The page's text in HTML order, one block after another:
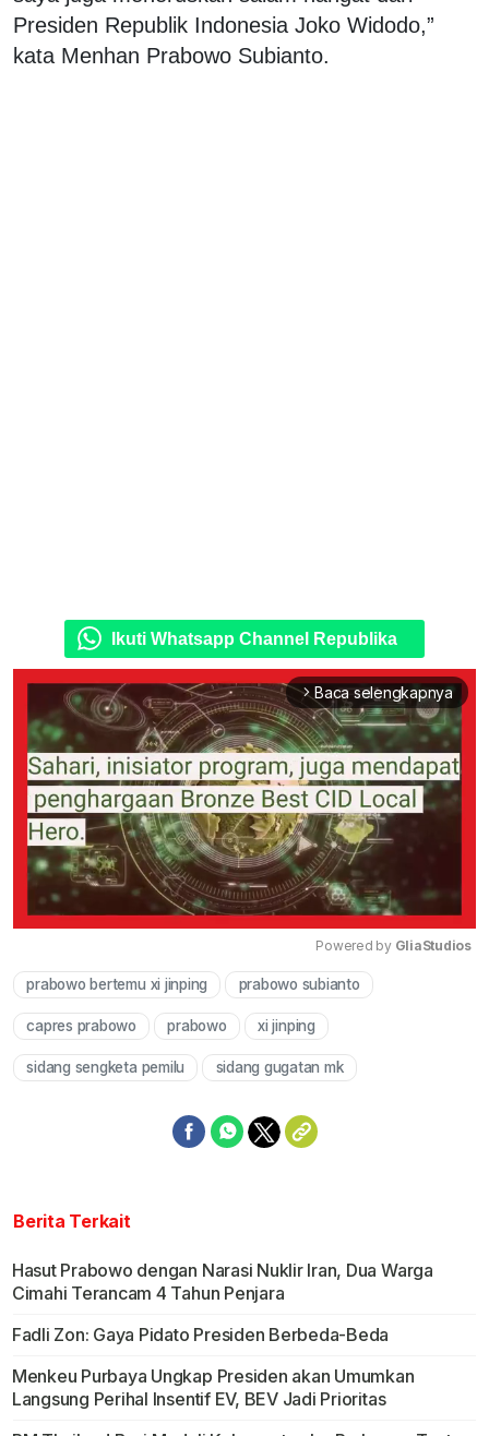
Presiden Republik Indonesia Joko Widodo,”
kata Menhan Prabowo Subianto.
Ikuti Whatsapp Channel Republika
arrow_forward_ios Baca selengkapnya
Powered by GliaStudios
prabowo bertemu xi jinping prabowo subianto
capres prabowo prabowo xi jinping
sidang sengketa pemilu sidang gugatan mk
Berita Terkait
Hasut Prabowo dengan Narasi Nuklir Iran, Dua Warga
Cimahi Terancam 4 Tahun Penjara
Fadli Zon: Gaya Pidato Presiden Berbeda-Beda
Menkeu Purbaya Ungkap Presiden akan Umumkan
Langsung Perihal Insentif EV, BEV Jadi Prioritas